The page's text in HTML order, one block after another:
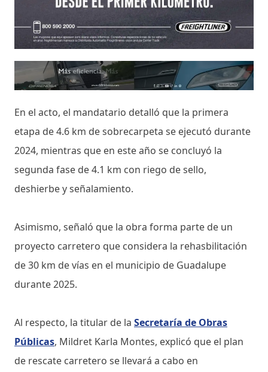
En el acto, el mandatario detalló que la primera
etapa de 4.6 km de sobrecarpeta se ejecutó durante
2024, mientras que en este año se concluyó la
segunda fase de 4.1 km con riego de sello,
deshierbe y señalamiento.
Asimismo, señaló que la obra forma parte de un
proyecto carretero que considera la rehasbilitación
de 30 km de vías en el municipio de Guadalupe
durante 2025.
Al respecto, la titular de la Secretaría de Obras
Públicas, Mildret Karla Montes, explicó que el plan
de rescate carretero se llevará a cabo en